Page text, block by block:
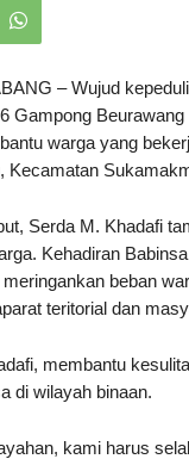
– Wujud
Gampong
warga yang
Kecamatan
Serda M. Khadafi
Kehadiran
beban
teritorial dan
membantu
di wilayah binaan.
kami harus